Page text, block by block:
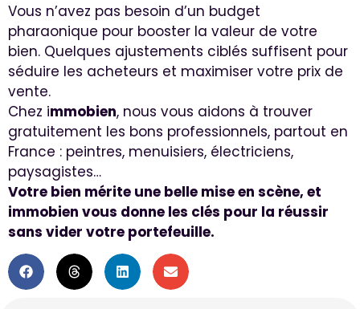
Vous n’avez pas besoin d’un budget
pharaonique pour booster la valeur de votre
bien. Quelques ajustements ciblés suffisent pour
séduire les acheteurs et maximiser votre prix de
vente.
Chez immobien, nous vous aidons à trouver
gratuitement les bons professionnels, partout en
France : peintres, menuisiers, électriciens,
paysagistes…
Votre bien mérite une belle mise en scène, et
immobien vous donne les clés pour la réussir
sans vider votre portefeuille.